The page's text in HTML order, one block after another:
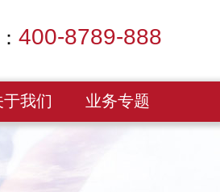
400-8789-888
于我们 业务专题